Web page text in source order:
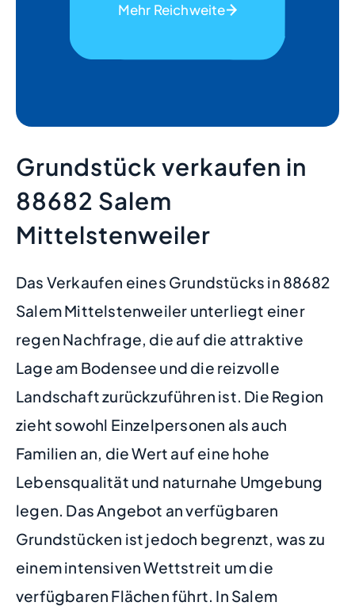
Mehr Reichweite
Grundstück verkaufen in
88682 Salem
Mittelstenweiler
Das Verkaufen eines Grundstücks in 88682
Salem Mittelstenweiler unterliegt einer
regen Nachfrage, die auf die attraktive
Lage am Bodensee und die reizvolle
Landschaft zurückzuführen ist. Die Region
zieht sowohl Einzelpersonen als auch
Familien an, die Wert auf eine hohe
Lebensqualität und naturnahe Umgebung
legen. Das Angebot an verfügbaren
Grundstücken ist jedoch begrenzt, was zu
einem intensiven Wettstreit um die
verfügbaren Flächen führt. In Salem